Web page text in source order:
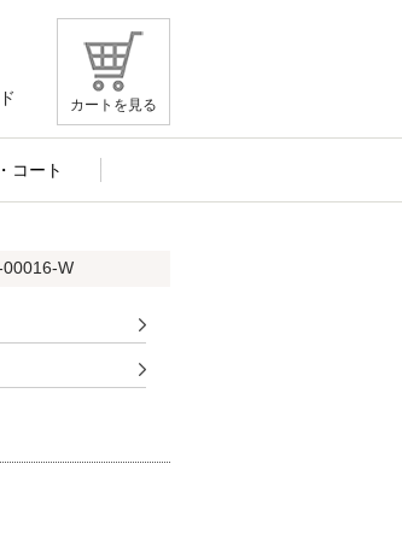
カートを見る
コート
00016-W